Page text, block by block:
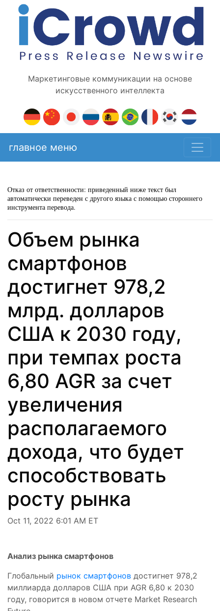
Маркетинговые коммуникации на основе
искусственного интеллекта
главное меню
Отказ от ответственности: приведенный ниже текст был
автоматически переведен с другого языка с помощью стороннего
инструмента перевода.
Объем рынка
смартфонов
достигнет 978,2
млрд. долларов
США к 2030 году,
при темпах роста
6,80 AGR за счет
увеличения
располагаемого
дохода, что будет
способствовать
росту рынка
Oct 11, 2022 6:01 AM ET
Анализ рынка смартфонов
Глобальный рынок смартфонов достигнет 978,2
миллиарда долларов США при AGR 6,80 к 2030
году, говорится в новом отчете Market Research